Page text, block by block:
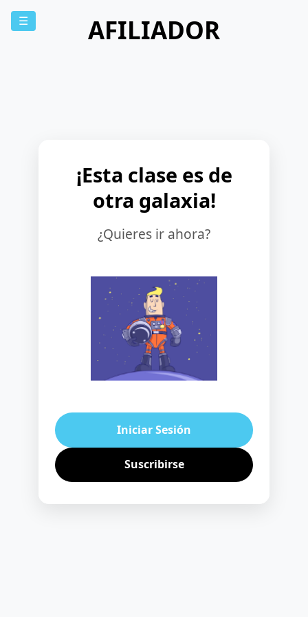
☰ AFILIADOR
¡Esta clase es de
otra galaxia!
¿Quieres ir ahora?
Iniciar Sesión
Suscribirse